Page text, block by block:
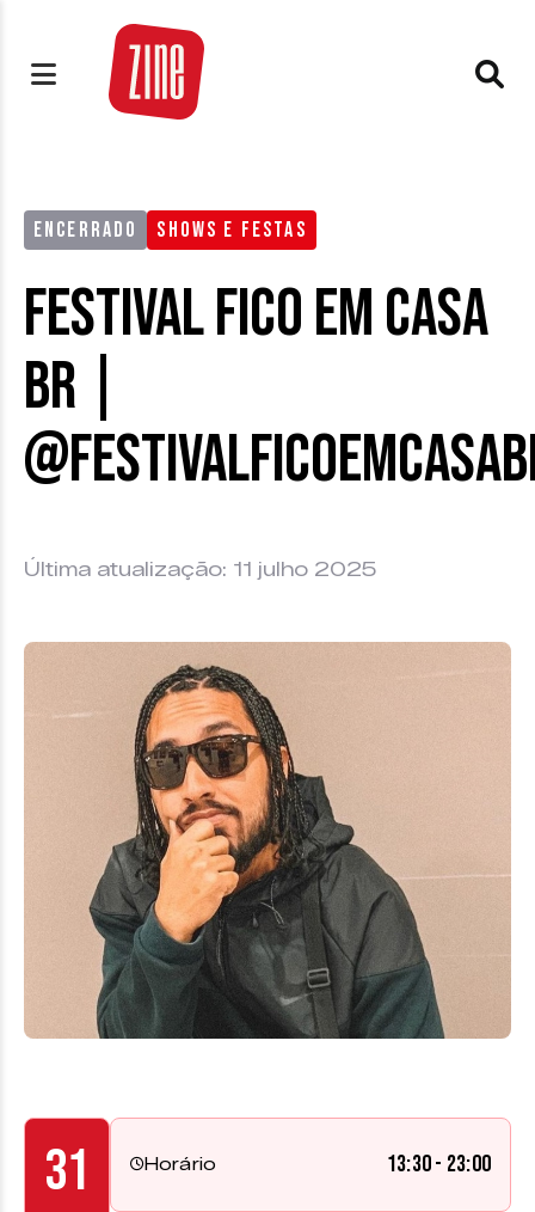
ENCERRADO SHOWS E FESTAS
Festival Fico Em Casa
BR |
Última atualização: 11 julho 2025
31 Horário 13:30 - 23:00